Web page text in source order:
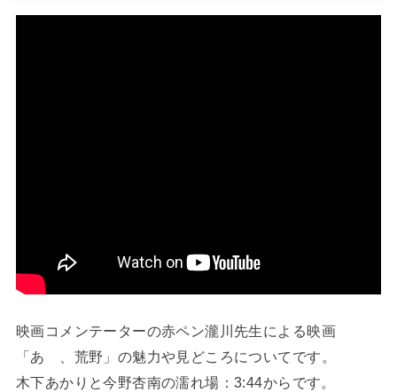
映画コメンテーターの赤ペン瀧川先生による映画
「あゝ、荒野」の魅力や見どころについてです。
木下あかりと今野杏南の濡れ場：3:44からです。